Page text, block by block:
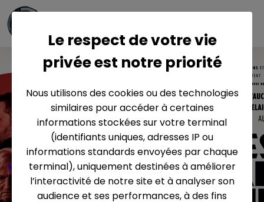
EN SAVOIR PLUS
Le respect de votre vie
privée est notre priorité
Nous utilisons des cookies ou des technologies
similaires pour accéder à certaines
informations stockées sur votre terminal
(identifiants uniques, adresses IP ou
informations standards envoyées par chaque
terminal), uniquement destinées à améliorer
l’interactivité de notre site et à analyser son
audience et ses performances, à des fins